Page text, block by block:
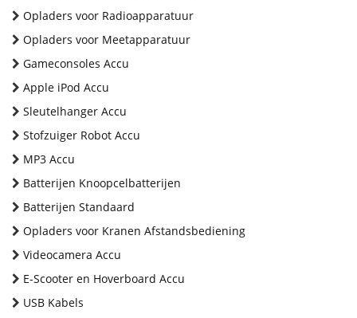
Opladers voor Radioapparatuur
Opladers voor Meetapparatuur
Gameconsoles Accu
Apple iPod Accu
Sleutelhanger Accu
Stofzuiger Robot Accu
MP3 Accu
Batterijen Knoopcelbatterijen
Batterijen Standaard
Opladers voor Kranen Afstandsbediening
Videocamera Accu
E-Scooter en Hoverboard Accu
USB Kabels